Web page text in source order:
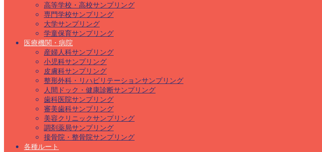
高等学校・高校サンプリング
専門学校サンプリング
大学サンプリング
学童保育サンプリング
医療機関・病院
産婦人科サンプリング
小児科サンプリング
皮膚科サンプリング
整形外科・リハビリテーションサンプリング
人間ドック・健康診断サンプリング
歯科医院サンプリング
審美歯科サンプリング
美容クリニックサンプリング
調剤薬局サンプリング
接骨院・整骨院サンプリング
各種ルート